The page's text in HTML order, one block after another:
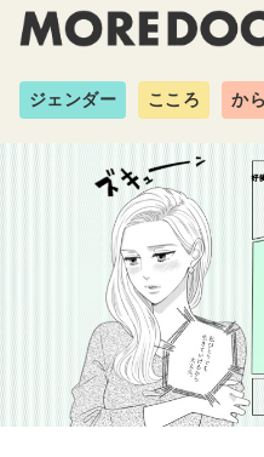
ジェンダー こころ か